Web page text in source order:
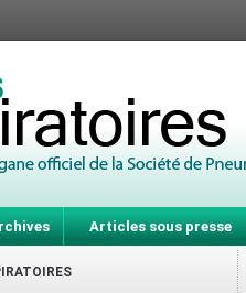
Articles sous presse